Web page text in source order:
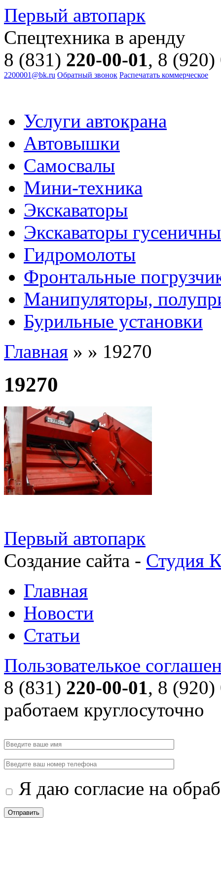
Первый автопарк
Спецтехника в аренду
8 (831) 220-00-01, 8 (920)
2200001@bk.ru Обратный звонок Распечатать коммерческое
Услуги автокрана
Автовышки
Самосвалы
Мини-техника
Экскаваторы
Экскаваторы
Гидромолоты
Фронтальные
Манипуляторы,
Бурильные установки
Главная » » 19270
19270
Первый автопарк
Создание сайта - Студия
Главная
Новости
Статьи
Пользователькое
8 (831) 220-00-01, 8 (920)
работаем круглосуточно
Я даю согласие на